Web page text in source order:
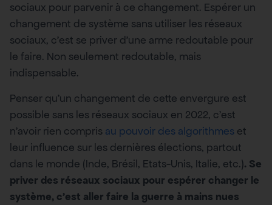
sociaux pour parvenir à ce changement. Espérer un
changement de système sans utiliser les réseaux
sociaux, c’est se priver d’une arme redoutable pour
le faire. Non seulement redoutable, mais
indispensable.
Penser qu’un changement de cette envergure est
possible sans les réseaux sociaux en 2022, c’est
n’avoir rien compris au pouvoir des algorithmes et
leur influence sur les dernières élections, partout
dans le monde (Inde, Brésil, Etats-Unis, Italie, etc.). Se
priver des réseaux sociaux pour espérer changer le
système, c’est aller faire la guerre à mains nues